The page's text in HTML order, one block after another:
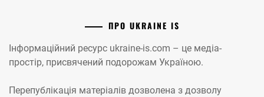
ПРО UKRAINE IS
Інформаційний ресурс ukraine-is.com – це медіа-
простір, присвячений подорожам Україною.
Перепублікація матеріалів дозволена з дозволу